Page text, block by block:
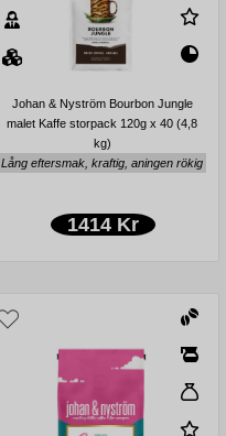
Johan & Nyström Bourbon Jungle
malet Kaffe storpack 120g x 40 (4,8
kg)
Lång eftersmak, kraftig, aningen rökig
1414 Kr